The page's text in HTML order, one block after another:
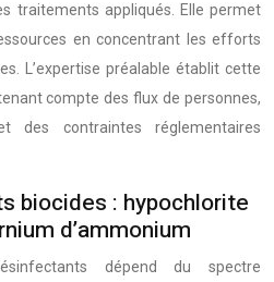
traitements appliqués. Elle permet
en concentrant les efforts
L’expertise préalable établit cette
compte des flux de personnes,
des contraintes réglementaires
biocides : hypochlorite
d’ammonium
dépend du spectre